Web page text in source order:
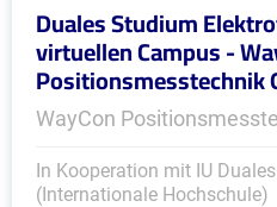
Duales Studium
virtuellen Campus -
Positionsmesstechnik
WayCon
In Kooperation mit IU
(Internationale Hochschule)